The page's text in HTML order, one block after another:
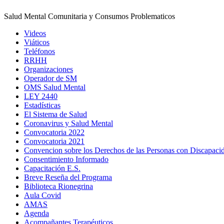
Salud Mental Comunitaria y Consumos Problematicos
Videos
Viáticos
Teléfonos
RRHH
Organizaciones
Operador de SM
OMS Salud Mental
LEY 2440
Estadísticas
El Sistema de Salud
Coronavirus y Salud Mental
Convocatoria 2022
Convocatoria 2021
Convencion sobre los Derechos de las Personas con
Consentimiento Informado
Capacitación E.S.
Breve Reseña del Programa
Biblioteca Rionegrina
Aula Covid
AMAS
Agenda